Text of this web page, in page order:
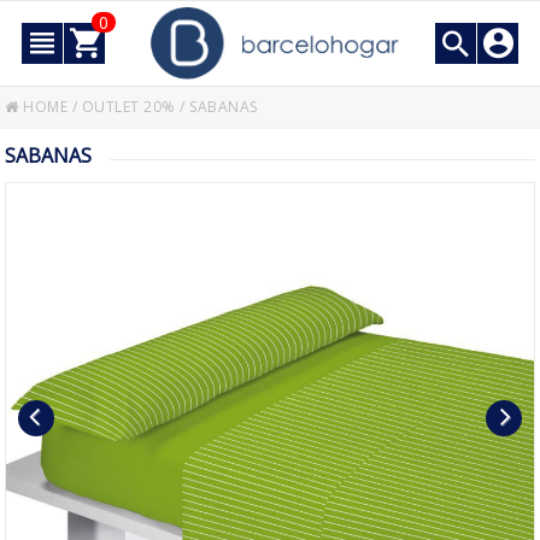
0
HOME / OUTLET 20% / SABANAS
SABANAS